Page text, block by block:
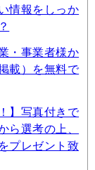
情報をしっか
・事業者様か
載）を無料で
】写真付きで
ら選考の上、
プレゼント致